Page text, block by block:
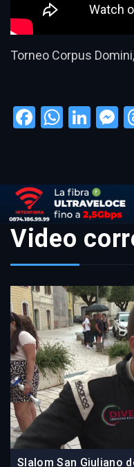
Torneo Corpus
Facebook
Video
Slalom San Giuliano